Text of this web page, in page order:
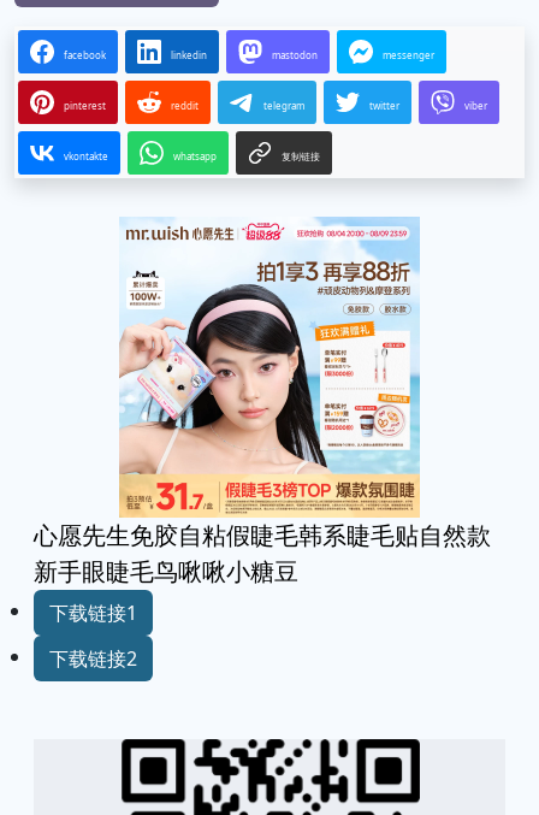
下载链接2
下载链接3
下载链接4
下载链接在页面底部
linkedin mastodon messenger
telegram twitter
whatsapp 复制链接
新手眼睫毛鸟啾啾小糖豆
下载链接1